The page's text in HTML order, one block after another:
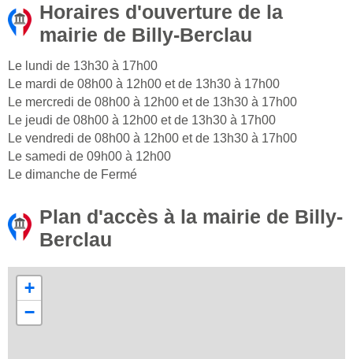
Horaires d'ouverture de la
mairie de Billy-Berclau
Le lundi de 13h30 à 17h00
Le mardi de 08h00 à 12h00 et de 13h30 à 17h00
Le mercredi de 08h00 à 12h00 et de 13h30 à 17h00
Le jeudi de 08h00 à 12h00 et de 13h30 à 17h00
Le vendredi de 08h00 à 12h00 et de 13h30 à 17h00
Le samedi de 09h00 à 12h00
Le dimanche de Fermé
Plan d'accès à la mairie de Billy-
Berclau
+
−